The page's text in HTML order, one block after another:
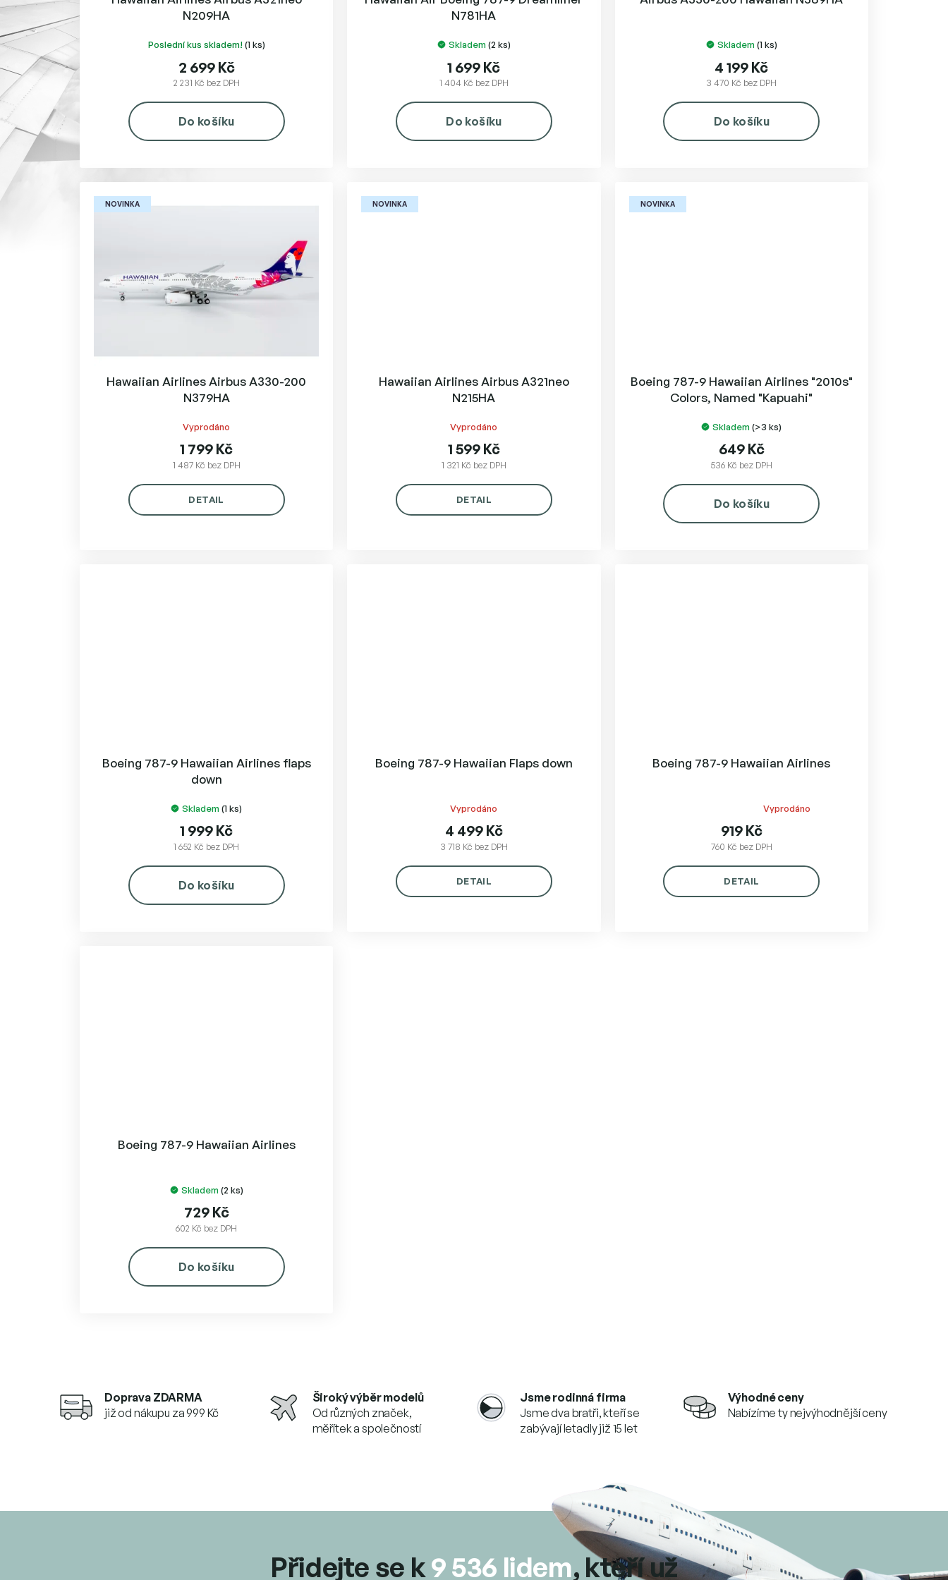
N209HA
Poslední kus skladem! (1 ks)
2 231 Kč bez DPH
2 699 Kč
Do košíku
N781HA
Skladem (2 ks)
1 404 Kč bez DPH
1 699 Kč
Do košíku
Skladem (1 ks)
3 470 Kč bez DPH
4 199 Kč
Do košíku
NOVINKA
Hawaiian Airlines Airbus A330-200
N379HA
Vyprodáno
1 487 Kč bez DPH
1 799 Kč
DETAIL
NOVINKA
Hawaiian Airlines Airbus A321neo
N215HA
Vyprodáno
1 321 Kč bez DPH
1 599 Kč
DETAIL
NOVINKA
Boeing 787-9 Hawaiian Airlines "2010s"
Colors, Named "Kapuahi"
Skladem(>3 ks)
536 Kč bez DPH
649 Kč
Do košíku
Boeing 787-9 Hawaiian Airlines flaps
down
Skladem(1 ks)
1 652 Kč bez DPH
1 999 Kč
Do košíku
Boeing 787-9 Hawaiian Flaps down
Vyprodáno
3 718 Kč bez DPH
4 499 Kč
DETAIL
Boeing 787-9 Hawaiian Airlines
Vyprodáno
760 Kč bez DPH
919 Kč
DETAIL
Boeing 787-9 Hawaiian Airlines
Skladem (2 ks)
602 Kč bez DPH
729 Kč
Do košíku
a
c
v
s
Doprava ZDARMA
již od nákupu za 999 Kč
Široký výběr modelů
Od různých značek,
měřítek a společností
Jsme rodinná firma
Jsme dva bratři, kteří se
zabývají letadly již 15 let
Výhodné ceny
Nabízíme ty nejvýhodnější ceny
Přidejte se k9 536 lidem, kteří už